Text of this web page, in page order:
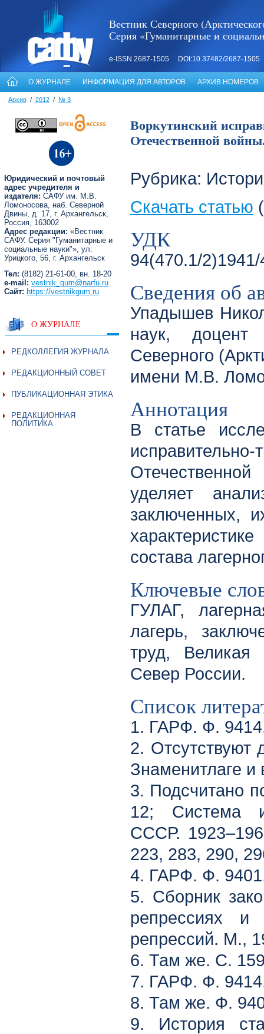
Вестник Северного
Серия «Гуманитарные и
e-ISSN 2687-1505 DOI:10.37482/2687-1505
О ЖУРНАЛЕ ИНФОРМАЦИЯ ДЛЯ АВТОРОВ АРХИВ НОМЕРОВ
Архив / 2012 / № 3
Юридический и почтовый
адрес учредителя и
издателя: САФУ им. М.В.
Ломоносова, наб. Северной
Двины, д. 17, г. Архангельск,
Россия, 163002
Адрес редакции: «Вестник
САФУ. Серия "Гуманитарные и
социальные науки"», ул.
Урицкого, 56, г. Архангельск
Тел: (8182) 21-61-00, вн. 18-20
e-mail: vestnik_gum@narfu.ru
Сайт: https://vestnikgum.ru
О ЖУРНАЛЕ
РЕДКОЛЛЕГИЯ ЖУРНАЛА
РЕДАКЦИОННЫЙ СОВЕТ
ПУБЛИКАЦИОННАЯ ЭТИКА
РЕДАКЦИОННАЯ
ПОЛИТИКА
Воркутинский
Отечественной
Рубрика:
Скачать статью
УДК
94(470.1/2)1941/
Сведения об
Упадышев
наук,
Северного
имени М.В.
Аннотация
В статье
уделяет
заключенных,
состава
Ключевые
ГУЛАГ,
лагерь,
труд, Великая
Север России.
Список
1. ГАРФ. Ф.
2. Отсутствуют
Знаменитлаге
3. Подсчитано
12; Система
СССР.
223, 283, 290,
4. ГАРФ. Ф.
5. Сборник
репрессиях и
репрессий. М.,
6. Там же. С.
7. ГАРФ. Ф.
8. Там же. Ф.
9. История